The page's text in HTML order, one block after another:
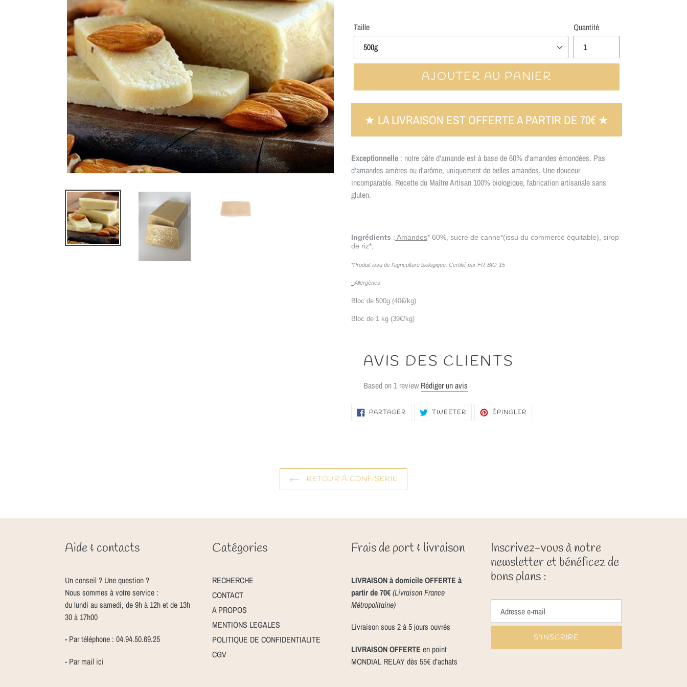
Taille Quantité
AJOUTER AU PANIER
★ LA LIVRAISON EST OFFERTE A PARTIR DE 70€ ★
Exceptionnelle : notre pâte d'amande est à base de 60% d'amandes émondées. Pas
d'amandes amères ou d'arôme, uniquement de belles amandes. Une douceur
incomparable. Recette du Maître Artisan 100% biologique, fabrication artisanale sans
gluten.
Ingrédients : Amandes* 60%, sucre de canne*(issu du commerce équitable), sirop
de riz*,
*Produit issu de l'agriculture biologique. Certifié par FR-BIO-15
Allergènes
Bloc de 500g (40€/kg)
Bloc de 1 kg (39€/kg)
AVIS DES CLIENTS
Based on 1 review Rédiger un avis
PARTAGERPARTAGER
SUR
TWEETER TWEETER
SUR
ÉPINGLER
SUR
RETOUR À CONFISERIE
Aide & contacts
Un conseil ? Une question ?
Nous sommes à votre service :
du lundi au samedi, de 9h à 12h et de 13h
30 à 17h00
- Par téléphone : 04.94.50.69.25
- Par mail ici
Catégories
RECHERCHE
CONTACT
A PROPOS
MENTIONS LEGALES
POLITIQUE DE CONFIDENTIALITE
CGV
Frais de port & livraison
LIVRAISON à domicile OFFERTE à
partir de 70€(Livraison France
Métropolitaine)
Livraison sous 2 à 5 jours ouvrés
LIVRAISON OFFERTE en point
MONDIAL RELAY dès 55€ d’achats
Inscrivez-vous à notre
newsletter et bénéficez de
bons plans :
S'INSCRIRE